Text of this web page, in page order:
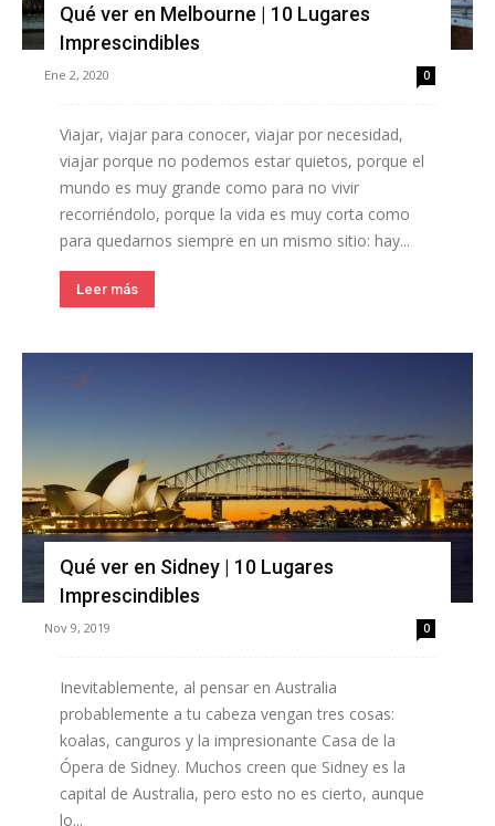
Qué ver en Melbourne | 10 Lugares
Imprescindibles
Ene 2, 2020 0
Viajar, viajar para conocer, viajar por necesidad,
viajar porque no podemos estar quietos, porque el
mundo es muy grande como para no vivir
recorriéndolo, porque la vida es muy corta como
para quedarnos siempre en un mismo sitio: hay...
Leer más
Qué ver en Sidney | 10 Lugares
Imprescindibles
Nov 9, 2019 0
Inevitablemente, al pensar en Australia
probablemente a tu cabeza vengan tres cosas:
koalas, canguros y la impresionante Casa de la
Ópera de Sidney. Muchos creen que Sidney es la
capital de Australia, pero esto no es cierto, aunque
lo...